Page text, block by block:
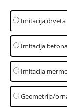
Imitacija drveta
Imitacija betona
Imitacija
Geometrija/